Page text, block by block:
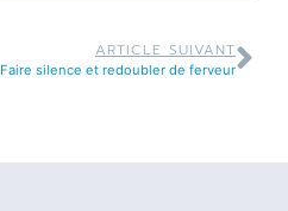
ARTICLE SUIVANT
Faire silence et redoubler de ferveur